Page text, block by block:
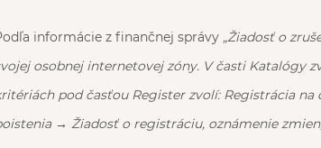
informácie z finančnej správy „Žiadosť o
osobnej internetovej zóny. V časti Katalógy
pod časťou Register zvolí: Registrácia
→ Žiadosť o registráciu, oznámenie